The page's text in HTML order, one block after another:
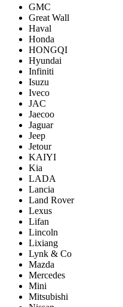
GMC
Great Wall
Haval
Honda
HONGQI
Hyundai
Infiniti
Isuzu
Iveco
JAC
Jaecoo
Jaguar
Jeep
Jetour
KAIYI
Kia
LADA
Lancia
Land Rover
Lexus
Lifan
Lincoln
Lixiang
Lynk & Co
Mazda
Mercedes
Mini
Mitsubishi